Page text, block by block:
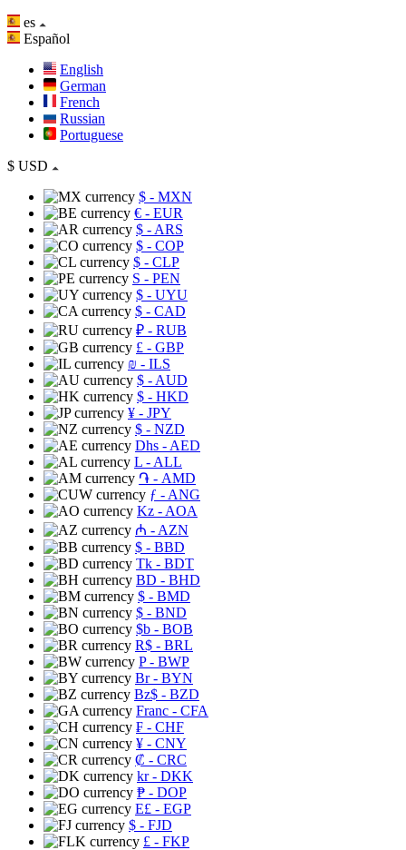
es
Español
English
German
French
Russian
Portuguese
$ USD
$ - MXN
€ - EUR
$ - ARS
$ - COP
$ - CLP
S - PEN
$ - UYU
$ - CAD
₽ - RUB
£ - GBP
₪ - ILS
$ - AUD
$ - HKD
¥ - JPY
$ - NZD
Dhs - AED
L - ALL
֏ - AMD
ƒ - ANG
Kz - AOA
₼ - AZN
$ - BBD
Tk - BDT
BD - BHD
$ - BMD
$ - BND
$b - BOB
R$ - BRL
P- BWP
Br- BYN
Bz$ - BZD
Franc - CFA
₣ - CHF
¥ - CNY
₡ - CRC
kr- DKK
₱ - DOP
E£ - EGP
$ - FJD
£ - FKP